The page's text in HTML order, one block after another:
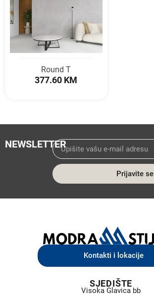
Round T
377.60 KM
NEWSLETTER
Prijavite se
Kontakti i lokacije
SJEDIŠTE
Visoka Glavica bb